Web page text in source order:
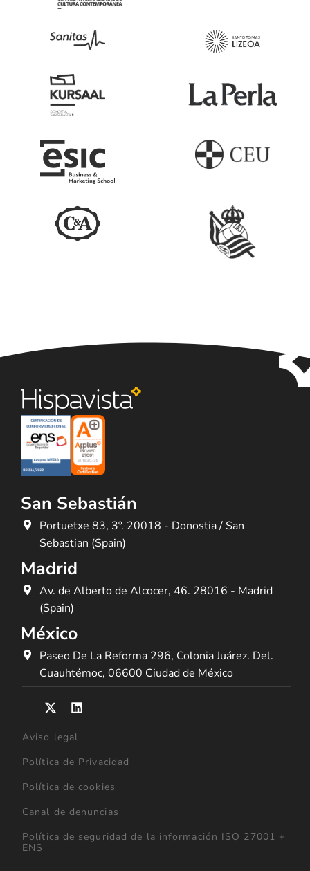
San Sebastián
Portuetxe 83, 3º. 20018 - Donostia / San
Sebastian (Spain)
Madrid
Av. de Alberto de Alcocer, 46. 28016 - Madrid
(Spain)
México
Paseo De La Reforma 296, Colonia Juárez. Del.
Cuauhtémoc, 06600 Ciudad de México
Aviso legal
Política de Privacidad
Política de cookies
Canal de denuncias
Política de seguridad de la información ISO 27001 +
ENS